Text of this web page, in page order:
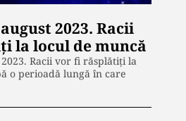
2023. Racii
la locul de muncă
Racii vor fi răsplătiți la
o perioadă lungă în care